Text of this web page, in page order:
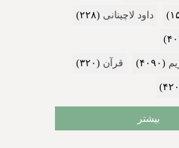
داود لاچینانی (۲۲۸)
(۴۰۹۰) قرآن (۳۲۰)
بیشتر